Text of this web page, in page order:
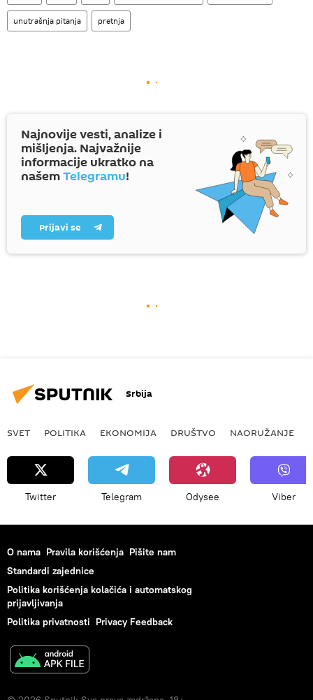
unutrašnja pitanja pretnja
Najnovije vesti, analize i
mišljenja. Najvažnije
informacije ukratko na
našemTelegramu!
Prijavi se
Srbija
SVET POLITIKA EKONOMIJA DRUŠTVO NAORUŽANJE
Twitter Telegram Odysee Viber
O nama Pravila korišćenja Pišite nam
Standardi zajednice
Politika korišćenja kolačića i automatskog
prijavljivanja
Politika privatnosti Privacy Feedback